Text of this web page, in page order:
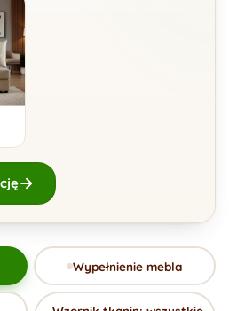
Wypełnienie mebla